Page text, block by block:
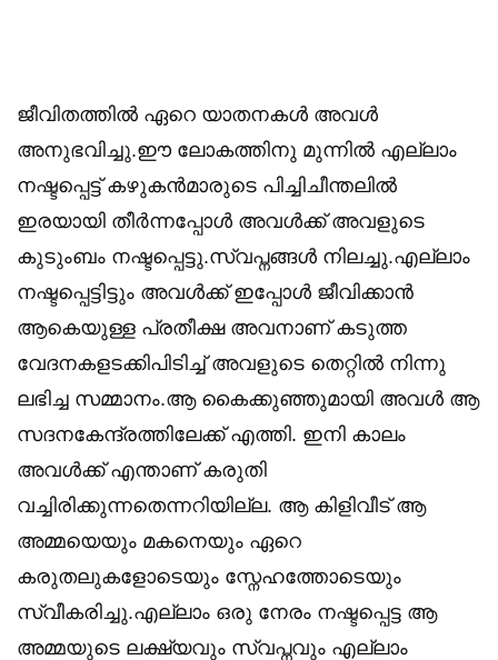
ജീവിതത്തിൽ ഏറെ യാതനകൾ അവൾ
അനുഭവിച്ചു.ഈ ലോകത്തിനു മുന്നിൽ എല്ലാം
നഷ്ടപ്പെട്ട് കഴുകൻമാരുടെ പിച്ചിചീന്തലിൽ
ഇരയായി തീർന്നപ്പോൾ അവൾക്ക് അവളുടെ
കുടുംബം നഷ്ടപ്പെട്ടു.സ്വപ്നങ്ങൾ നിലച്ചു.എല്ലാം
നഷ്ടപ്പെട്ടിട്ടും അവൾക്ക് ഇപ്പോൾ ജീവിക്കാൻ
ആകെയുള്ള പ്രതീക്ഷ അവനാണ് കടുത്ത
വേദനകളടക്കിപിടിച്ച് അവളുടെ തെറ്റിൽ നിന്നു
ലഭിച്ച സമ്മാനം.ആ കൈക്കുഞ്ഞുമായി അവൾ ആ
സദനകേന്ദ്രത്തിലേക്ക് എത്തി. ഇനി കാലം
അവൾക്ക് എന്താണ് കരുതി
വച്ചിരിക്കുന്നതെന്നറിയില്ല. ആ കിളിവീട് ആ
അമ്മയെയും മകനെയും ഏറെ
കരുതലുകളോടെയും സ്നേഹത്തോടെയും
സ്വീകരിച്ചു.എല്ലാം ഒരു നേരം നഷ്ടപ്പെട്ട ആ
അമ്മയുടെ ലക്ഷ്യവും സ്വപ്നവും എല്ലാം